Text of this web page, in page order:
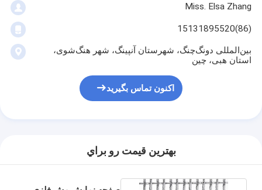
Miss. Elsa Zhang
(86)15131895520
بین‌المللی دونگ‌چنگ، شهرستان آنپینگ، شهر هنگ‌شوی،
استان هبی، چین
اکنون تماس بگیرید
بهترين قيمت رو براي